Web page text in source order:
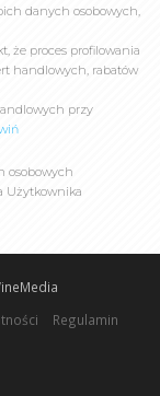
danych osobowych,
że proces profilowania
handlowych, rabatów
przy
osobowych
Użytkownika
Regulamin